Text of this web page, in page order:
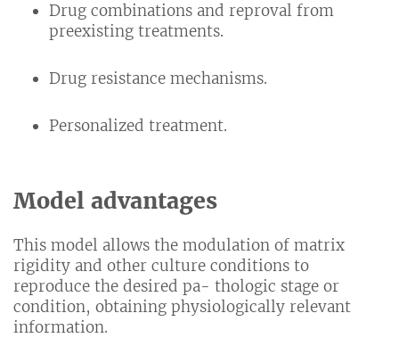
Drug combinations and reproval from
preexisting treatments.
Drug resistance mechanisms.
Personalized treatment.
Model advantages
This model allows the modulation of matrix
rigidity and other culture conditions to
reproduce the desired pa- thologic stage or
condition, obtaining physiologically relevant
information.